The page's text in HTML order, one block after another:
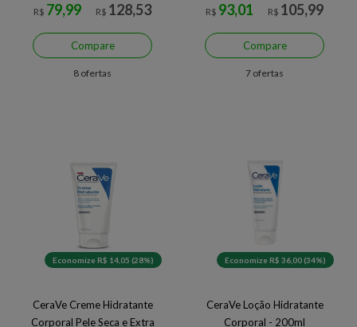
R$ 79,99
R$ 128,53
Compare
8 ofertas
R$ 93,01
R$ 105,99
Compare
7 ofertas
Economize R$ 14,05 (28%)
CeraVe Creme Hidratante
Corporal Pele Seca e Extra
Economize R$ 36,00 (34%)
CeraVe Loção Hidratante
Corporal - 200ml